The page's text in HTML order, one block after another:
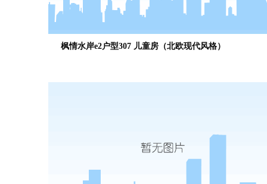
枫情水岸e2户型307 儿童房（北欧现代风格）